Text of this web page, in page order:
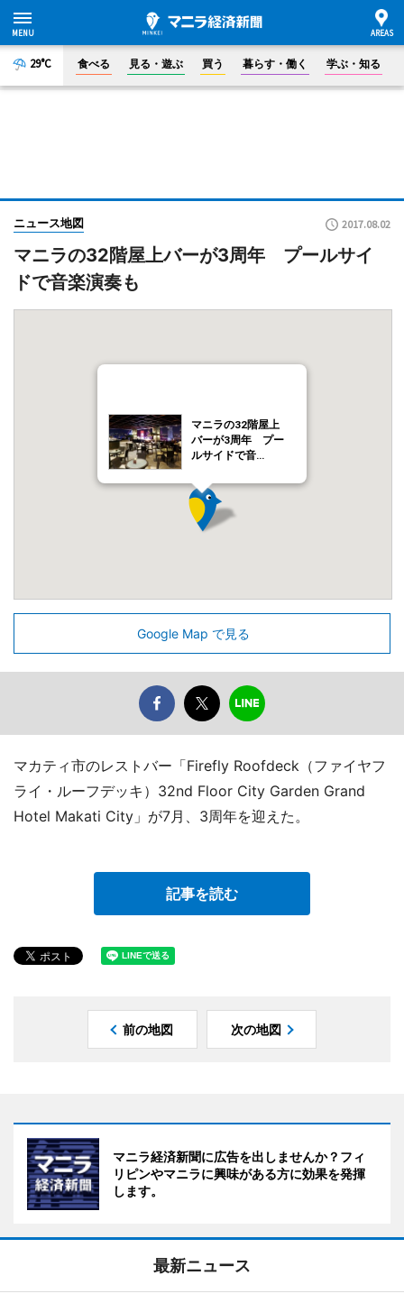
29°C 食べる 見る・遊ぶ 買う 暮らす・働く 学ぶ・知る
ニュース地図 2017.08.02
マニラの32階屋上バーが3周年 プールサイ
ドで音楽演奏も
マニラの32階屋上
バーが3周年 プー
ルサイドで音…
Google Map で見る
マカティ市のレストバー「Firefly Roofdeck（ファイヤフ
ライ・ルーフデッキ）32nd Floor City Garden Grand
Hotel Makati City」が7月、3周年を迎えた。
記事を読む
前の地図 次の地図
マニラ経済新聞に広告を出しませんか？フィ
リピンやマニラに興味がある方に効果を発揮
します。
最新ニュース